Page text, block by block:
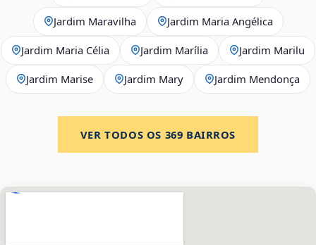
Jardim Maravilha Jardim Maria Angélica
Jardim Maria Célia Jardim Marília Jardim Marilu
Jardim Marise Jardim Mary Jardim Mendonça
VER TODOS OS 369 BAIRROS